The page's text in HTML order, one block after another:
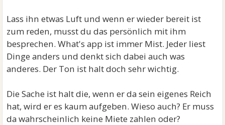
Lass ihn etwas Luft und wenn er wieder bereit ist
zum reden, musst du das persönlich mit ihm
besprechen. What's app ist immer Mist. Jeder liest
Dinge anders und denkt sich dabei auch was
anderes. Der Ton ist halt doch sehr wichtig.
Die Sache ist halt die, wenn er da sein eigenes Reich
hat, wird er es kaum aufgeben. Wieso auch? Er muss
da wahrscheinlich keine Miete zahlen oder?